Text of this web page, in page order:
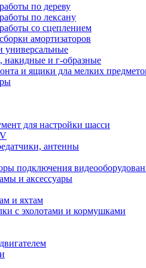
по дереву
по лексану
со сцеплением
амортизаторов
универсальные
и г-образные
и ящики дла мелких
для настройки шасси
антенны
подключения
и аксессуары
и яхтам
с эхолотами и кормушками